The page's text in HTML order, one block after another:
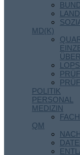
MD(K)
LOPS
POLITIK
PERSONAL
MEDIZIN
QM